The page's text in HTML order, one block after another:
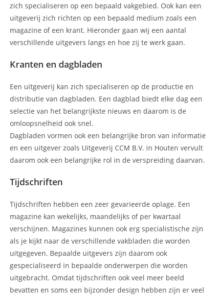
zich specialiseren op een bepaald vakgebied. Ook kan een
uitgeverij zich richten op een bepaald medium zoals een
magazine of een krant. Hieronder gaan wij een aantal
verschillende uitgevers langs en hoe zij te werk gaan.
Kranten en dagbladen
Een uitgeverij kan zich specialiseren op de productie en
distributie van dagbladen. Een dagblad biedt elke dag een
selectie van het belangrijkste nieuws en daarom is de
omloopsnelheid ook snel.
Dagbladen vormen ook een belangrijke bron van informatie
en een uitgever zoals Uitgeverij CCM B.V. in Houten vervult
daarom ook een belangrijke rol in de verspreiding daarvan.
Tijdschriften
Tijdschriften hebben een zeer gevarieerde oplage. Een
magazine kan wekelijks, maandelijks of per kwartaal
verschijnen. Magazines kunnen ook erg specialistische zijn
als je kijkt naar de verschillende vakbladen die worden
uitgegeven. Bepaalde uitgevers zijn daarom ook
gespecialiseerd in bepaalde onderwerpen die worden
uitgebracht. Omdat tijdschriften ook veel meer beeld
bevatten en soms een bijzonder design hebben zijn er veel